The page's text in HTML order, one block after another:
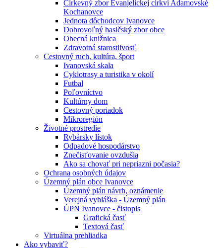
Cirkevný zbor Evanjelickej cirkvi Adamovské
Kochanovce
Jednota dôchodcov Ivanovce
Dobrovoľný hasičský zbor obce
Obecná knižnica
Zdravotná starostlivosť
Cestovný ruch, kultúra, šport
Ivanovská skala
Cyklotrasy a turistika v okolí
Futbal
Poľovníctvo
Kultúrny dom
Cestovný poriadok
Mikroregión
Životné prostredie
Rybársky lístok
Odpadové hospodárstvo
Znečisťovanie ovzdušia
Ako sa chovať pri nepriazni počasia?
Ochrana osobných údajov
Územný plán obce Ivanovce
Územný plán návrh, oznámenie
Verejná vyhláška - Územný plán
ÚPN Ivanovce - čistopis
Grafická časť
Textová časť
Virtuálna prehliadka
Ako vybaviť?